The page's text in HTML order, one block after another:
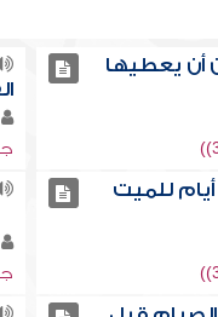
أن يعطيها
أيام للميت